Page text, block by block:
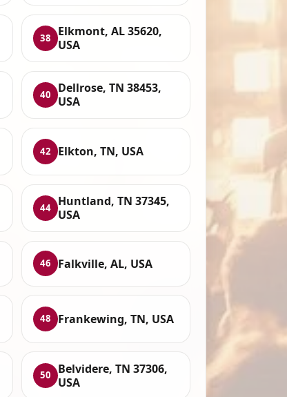
38
Elkmont, AL 35620,
USA
40
Dellrose, TN 38453,
USA
42 Elkton, TN, USA
44
Huntland, TN 37345,
USA
46 Falkville, AL, USA
48 Frankewing, TN, USA
50
Belvidere, TN 37306,
USA